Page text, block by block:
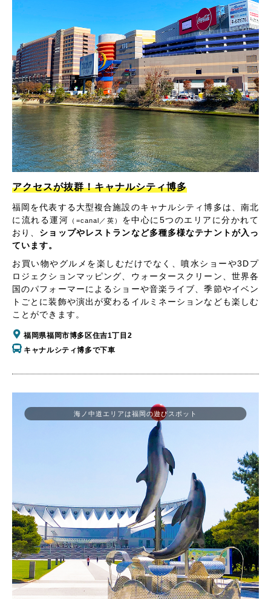
アクセスが抜群！キャナルシティ博多
福岡を代表する大型複合施設のキャナルシティ博多は、南北
に流れる運河 （=canal／英）
を中心に5つのエリアに分かれて
おり、 ショップやレストランなど多種多様なテナントが入っ
ています。
お買い物やグルメを楽しむだけでなく、噴水ショーや3Dプ
ロジェクションマッピング、ウォータースクリーン、世界各
国のパフォーマーによるショーや音楽ライブ、季節やイベン
トごとに装飾や演出が変わるイルミネーションなども楽しむ
ことができます。
福岡県福岡市博多区住吉1丁目2
キャナルシティ博多で下車
海ノ中道エリアは福岡の遊びスポット